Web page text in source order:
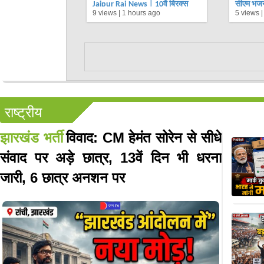
Jaipur Raj News | 10वें ब्रिक्स
उद्योग-मंत्री सम्मलेन में संयुक्त घोषणा
9 views | 1 hours ago
सीएम
केंद्रीय
5 views
राष्ट्रीय
झारखंड भर्तीविवाद: CM हेमंत सोरेन से सीधे
संवाद पर अड़े छात्र, 13वें दिन भी धरना
जारी, 6 छात्र अनशन पर